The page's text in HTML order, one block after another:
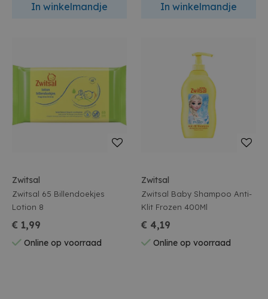
In winkelmandje In winkelmandje
Zwitsal
Zwitsal 65 Billendoekjes
Lotion 8
€ 1,99
Online op voorraad
Zwitsal
Zwitsal Baby Shampoo Anti-
Klit Frozen 400Ml
€ 4,19
Online op voorraad